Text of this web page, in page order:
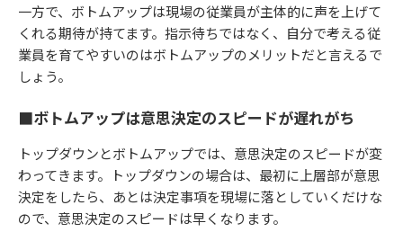
一方で、ボトムアップは現場の従業員が主体的に声を上げて
くれる期待が持てます。指示待ちではなく、自分で考える従
業員を育てやすいのはボトムアップのメリットだと言えるで
しょう。
■ボトムアップは意思決定のスピードが遅れがち
トップダウンとボトムアップでは、意思決定のスピードが変
わってきます。トップダウンの場合は、最初に上層部が意思
決定をしたら、あとは決定事項を現場に落としていくだけな
ので、意思決定のスピードは早くなります。